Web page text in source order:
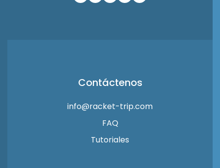
Contáctenos
info@racket-trip.com
FAQ
Tutoriales